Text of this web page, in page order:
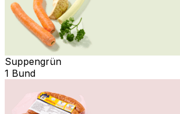
Suppengrün
1 Bund